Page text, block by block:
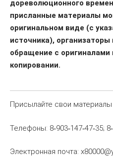
дореволюционного
присланные материалы
оригинальном виде (с
источника),
обращение с оригиналами
копировании.
Присылайте свои
Телефоны: 8‑903‑147‑47‑35; 8‑
Электронная почта: